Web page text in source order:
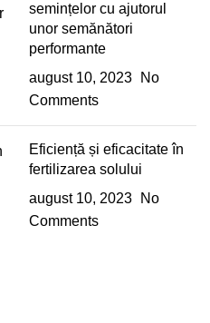
semințelor cu ajutorul
unor semănători
performante
august 10, 2023
No
Comments
Eficiență și eficacitate în
fertilizarea solului
august 10, 2023
No
Comments